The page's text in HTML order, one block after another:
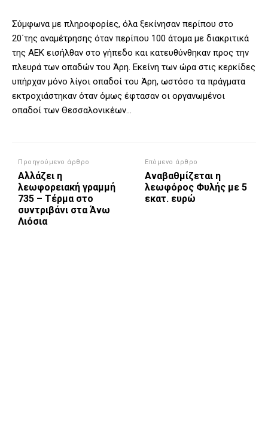
Σύμφωνα με πληροφορίες, όλα ξεκίνησαν περίπου στο
20΄της αναμέτρησης όταν περίπου 100 άτομα με διακριτικά
της ΑΕΚ εισήλθαν στο γήπεδο και κατευθύνθηκαν προς την
πλευρά των οπαδών του Άρη. Εκείνη των ώρα στις κερκίδες
υπήρχαν μόνο λίγοι οπαδοί του Άρη, ωστόσο τα πράγματα
εκτροχιάστηκαν όταν όμως έφτασαν οι οργανωμένοι
οπαδοί των Θεσσαλονικέων…
Προηγούμενο άρθρο
Αλλάζει η
λεωφορειακή γραμμή
735 – Τέρμα στο
συντριβάνι στα Άνω
Λιόσια
Επόμενο άρθρο
Αναβαθμίζεται η
λεωφόρος Φυλής με 5
εκατ. ευρώ